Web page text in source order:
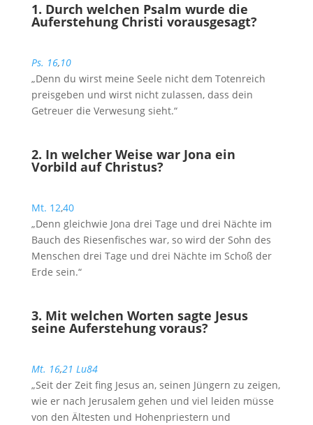
1. Durch welchen Psalm wurde die
Auferstehung Christi vorausgesagt?
Ps. 16,10
„Denn du wirst meine Seele nicht dem Totenreich
preisgeben und wirst nicht zulassen, dass dein
Getreuer die Verwesung sieht.“
2. In welcher Weise war Jona ein
Vorbild auf Christus?
Mt. 12,40
„Denn gleichwie Jona drei Tage und drei Nächte im
Bauch des Riesenfisches war, so wird der Sohn des
Menschen drei Tage und drei Nächte im Schoß der
Erde sein.“
3. Mit welchen Worten sagte Jesus
seine Auferstehung voraus?
Mt. 16,21 Lu84
„Seit der Zeit fing Jesus an, seinen Jüngern zu zeigen,
wie er nach Jerusalem gehen und viel leiden müsse
von den Ältesten und Hohenpriestern und